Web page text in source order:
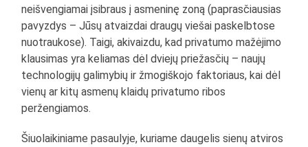
neišvengiamai įsibraus į asmeninę zoną (paprasčiausias
pavyzdys – Jūsų atvaizdai draugų viešai paskelbtose
nuotraukose). Taigi, akivaizdu, kad privatumo mažėjimo
klausimas yra keliamas dėl dviejų priežasčių – naujų
technologijų galimybių ir žmogiškojo faktoriaus, kai dėl
vienų ar kitų asmenų klaidų privatumo ribos
peržengiamos.
Šiuolaikiniame pasaulyje, kuriame daugelis sienų atviros